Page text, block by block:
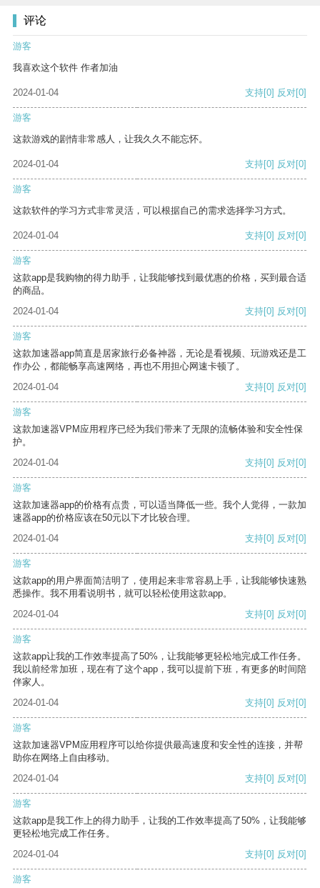
评论
游客
我喜欢这个软件 作者加油
2024-01-04 支持[0] 反对[0]
游客
这款游戏的剧情非常感人，让我久久不能忘怀。
2024-01-04 支持[0] 反对[0]
游客
这款软件的学习方式非常灵活，可以根据自己的需求选择学习方式。
2024-01-04 支持[0] 反对[0]
游客
这款app是我购物的得力助手，让我能够找到最优惠的价格，买到最合适
的商品。
2024-01-04
支持[0] 反对[0]
游客
这款加速器app简直是居家旅行必备神器，无论是看视频、玩游戏还是工
作办公，都能畅享高速网络，再也不用担心网速卡顿了。
2024-01-04
支持[0] 反对[0]
游客
这款加速器VPM应用程序已经为我们带来了无限的流畅体验和安全性保
护。
2024-01-04
支持[0] 反对[0]
游客
这款加速器app的价格有点贵，可以适当降低一些。我个人觉得，一款加
速器app的价格应该在50元以下才比较合理。
2024-01-04
支持[0] 反对[0]
游客
这款app的用户界面简洁明了，使用起来非常容易上手，让我能够快速熟
悉操作。我不用看说明书，就可以轻松使用这款app。
2024-01-04
支持[0] 反对[0]
游客
这款app让我的工作效率提高了50%，让我能够更轻松地完成工作任务。
我以前经常加班，现在有了这个app，我可以提前下班，有更多的时间陪
伴家人。
2024-01-04
支持[0] 反对[0]
游客
这款加速器VPM应用程序可以给你提供最高速度和安全性的连接，并帮
助你在网络上自由移动。
2024-01-04
支持[0] 反对[0]
游客
这款app是我工作上的得力助手，让我的工作效率提高了50%，让我能够
更轻松地完成工作任务。
2024-01-04
支持[0] 反对[0]
游客